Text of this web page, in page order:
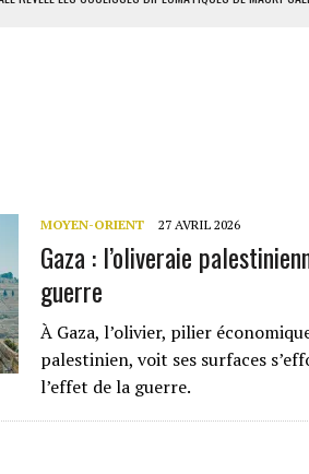
AFFECTÉS EN CLASSE DE SIXIÈME
QUI RAVIVE LES FRACTURES SYRIENNES
MOYEN-ORIENT 27 AVRIL 2026
Gaza : l’oliveraie
guerre
À Gaza, l’olivier, pilier
palestinien, voit ses surfaces
l’effet de la guerre.